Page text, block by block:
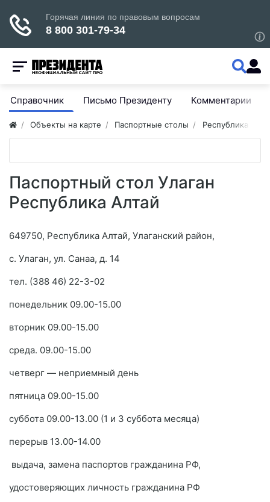
Справочник Письмо Президенту Комментарии
Объекты на карте Паспортные столы Республика
Паспортный стол Улаган
Республика Алтай
649750, Республика Алтай, Улаганский район,
с. Улаган, ул. Санаа, д. 14
тел. (388 46) 22-3-02
понедельник 09.00-15.00
вторник 09.00-15.00
среда. 09.00-15.00
четверг — неприемный день
пятница 09.00-15.00
суббота 09.00-13.00 (1 и 3 суббота месяца)
перерыв 13.00-14.00
выдача, замена паспортов гражданина РФ,
удостоверяющих личность гражданина РФ